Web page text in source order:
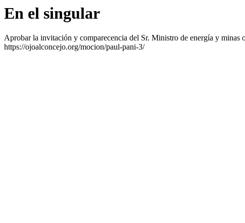
En el singular
Aprobar la invitación y comparecencia del Sr. Ministro de energía y minas
https://ojoalconcejo.org/mocion/paul-pani-3/